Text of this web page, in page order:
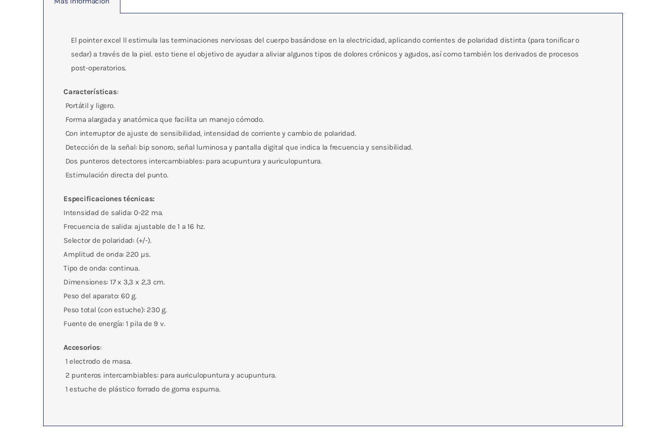
El pointer excel ll estimula las terminaciones nerviosas del cuerpo basándose en la electricidad, aplicando corrientes de polaridad distinta (para tonificar o
sedar) a través de la piel. esto tiene el objetivo de ayudar a aliviar algunos tipos de dolores crónicos y agudos, así como también los derivados de procesos
post-operatorios.
Características:
 Portátil y ligero.
 Forma alargada y anatómica que facilita un manejo cómodo.
 Con interruptor de ajuste de sensibilidad, intensidad de corriente y cambio de polaridad.
 Detección de la señal: bip sonoro, señal luminosa y pantalla digital que indica la frecuencia y sensibilidad.
 Dos punteros detectores intercambiables: para acupuntura y auriculopuntura.
 Estimulación directa del punto.
Especificaciones técnicas:
Intensidad de salida: 0-22 ma.
Frecuencia de salida: ajustable de 1 a 16 hz.
Selector de polaridad: (+/-).
Amplitud de onda: 220 µs.
Tipo de onda: continua.
Dimensiones: 17 x 3,3 x 2,3 cm.
Peso del aparato: 60 g.
Peso total (con estuche): 230 g.
Fuente de energía: 1 pila de 9 v.
Accesorios:
 1 electrodo de masa.
 2 punteros intercambiables: para auriculopuntura y acupuntura.
 1 estuche de plástico forrado de goma espuma.